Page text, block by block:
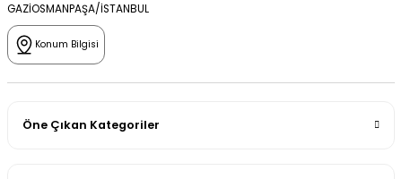
GAZİOSMANPAŞA/İSTANBUL
Konum Bilgisi
Öne Çıkan Kategoriler